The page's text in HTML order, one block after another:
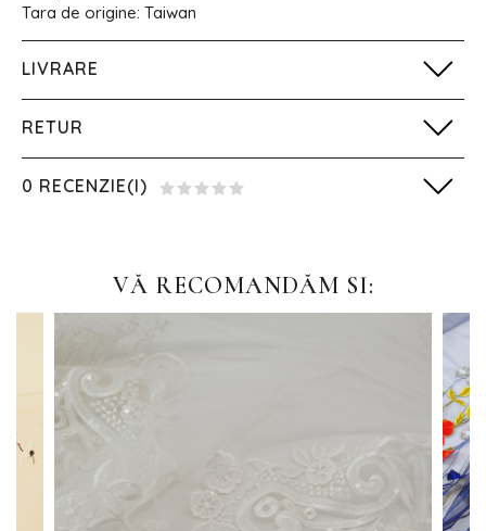
Tara de origine: Taiwan
LIVRARE
RETUR
0 RECENZIE(I)
VĂ RECOMANDĂM SI: